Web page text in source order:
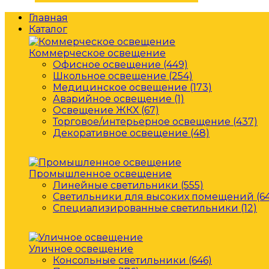
Главная
Каталог
Коммерческое освещение
Офисное освещение (449)
Школьное освещение (254)
Медицинское освещение (173)
Аварийное освещение (1)
Освещение ЖКХ (67)
Торговое/интерьерное освещение (437)
Декоративное освещение (48)
Промышленное освещение
Линейные светильники (555)
Светильники для высоких помещений
Специализированные светильники (12)
Уличное освещение
Консольные светильники (646)